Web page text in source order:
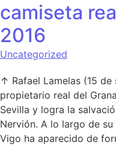
camiseta
2016
Uncategorized
↑ Rafael Lamelas (15
propietario real del
Sevilla y logra la
Nervión. A lo largo de
Vigo ha aparecido de